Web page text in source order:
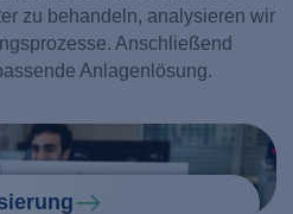
zu behandeln, analysieren wir
Anschließend
Anlagenlösung.